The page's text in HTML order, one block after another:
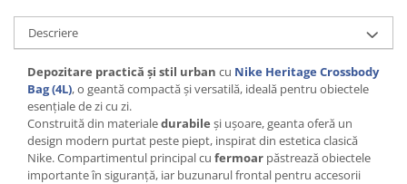
Descriere
Depozitare practică și stil urban cu Nike Heritage Crossbody
Bag (4L), o geantă compactă și versatilă, ideală pentru obiectele
esențiale de zi cu zi.
Construită din materialedurabile și ușoare, geanta oferă un
design modern purtat peste piept, inspirat din estetica clasică
Nike. Compartimentul principal cu fermoar păstrează obiectele
importante în siguranță, iar buzunarul frontal pentru accesorii